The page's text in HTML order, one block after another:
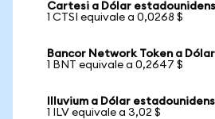
Cartesi a Dólar
1 CTSI equivale a 0,0268 $
Bancor Network Token a
1 BNT equivale a 0,2647 $
Illuvium a Dólar
1 ILV equivale a 3,02 $